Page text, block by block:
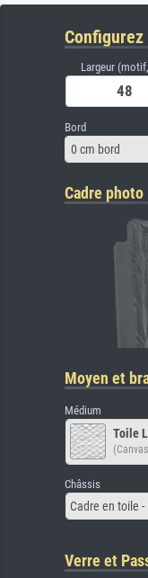
Largeur
Bord
0 cm bord
Cadre photo
Moyen et
Médium
Toile
Châssis
Cadre en toile
Verre et